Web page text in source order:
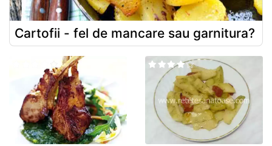
Cartofii - fel de mancare sau garnitura?